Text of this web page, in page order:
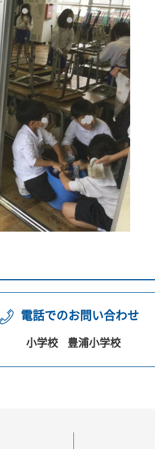
電話でのお問い合わせ
小学校 豊浦小学校